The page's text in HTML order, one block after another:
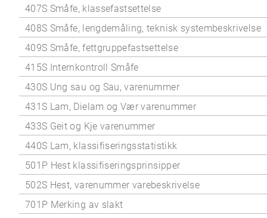
407S Småfe, klassefastsettelse
408S Småfe, lengdemåling, teknisk systembeskrivelse
409S Småfe, fettgruppefastsettelse
415S Internkontroll Småfe
430S Ung sau og Sau, varenummer
431S Lam, Dielam og Vær varenummer
433S Geit og Kje varenummer
440S Lam, klassifiseringsstatistikk
501P Hest klassifiseringsprinsipper
502S Hest, varenummer varebeskrivelse
701P Merking av slakt